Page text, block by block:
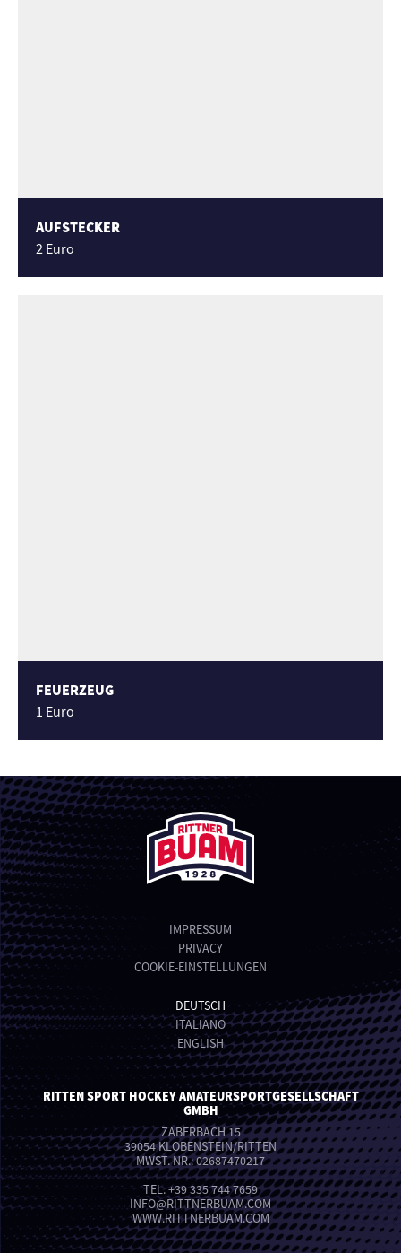
AUFSTECKER
2 Euro
FEUERZEUG
1 Euro
IMPRESSUM
PRIVACY
COOKIE-EINSTELLUNGEN
DEUTSCH
ITALIANO
ENGLISH
RITTEN SPORT HOCKEY AMATEURSPORTGESELLSCHAFT
GMBH
ZABERBACH 15
39054 KLOBENSTEIN/RITTEN
MWST. NR.: 02687470217
TEL.+39 335 744 7659
INFO@RITTNERBUAM.COM
WWW.RITTNERBUAM.COM